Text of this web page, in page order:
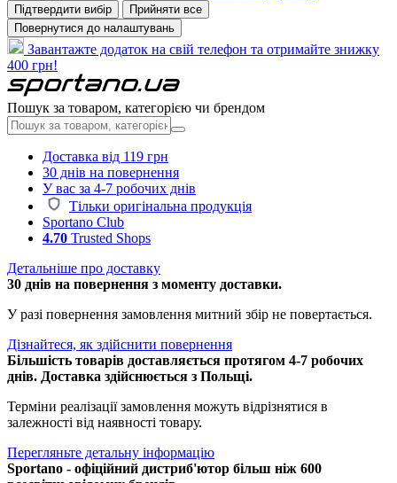
Підтвердити вибір
Прийняти все
Повернутися до налаштувань
Завантажте додаток на свій телефон та отримайте знижку
400 грн!
Пошук за товаром, категорією чи брендом
Доставка від 119 грн
30 днів на повернення
У вас за 4-7 робочих днів
Тільки оригінальна продукція
Sportano Club
4.70 Trusted Shops
Детальніше про доставку
30 днів на повернення з моменту доставки.
У разі повернення замовлення митний збір не повертається.
Дізнайтеся, як здійснити повернення
Більшість товарів доставляється протягом 4-7 робочих
днів. Доставка здійснюється з Польщі.
Терміни реалізації замовлення можуть відрізнятися в
залежності від наявності товару.
Перегляньте детальну інформацію
Sportano - офіційний дистриб'ютор більш ніж 600